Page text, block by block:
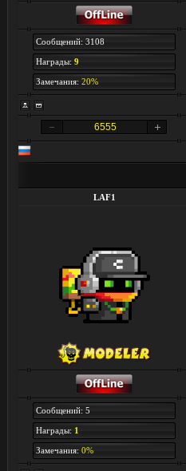
Сообщений: 3108
Награды: 9
Замечания: 20%
6555
LAF1
Сообщений: 5
Награды: 1
Замечания: 0%